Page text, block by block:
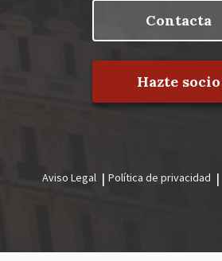
Contacta
Hazte socio
legal
Aviso Legal Política de privacidad